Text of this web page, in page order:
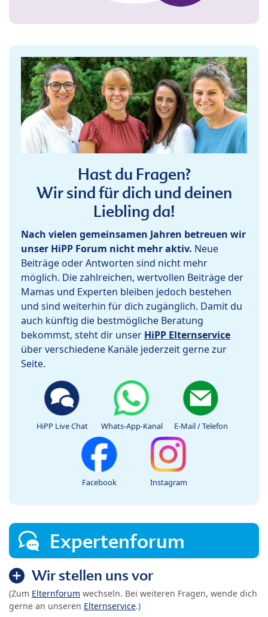
Hast du Fragen?
Wir sind für dich und deinen
Liebling da!
Nach vielen gemeinsamen Jahren betreuen wir
unser HiPP Forum nicht mehr aktiv. Neue
Beiträge oder Antworten sind nicht mehr
möglich. Die zahlreichen, wertvollen Beiträge der
Mamas und Experten bleiben jedoch bestehen
und sind weiterhin für dich zugänglich. Damit du
auch künftig die bestmögliche Beratung
bekommst, steht dir unser HiPP Elternservice
über verschiedene Kanäle jederzeit gerne zur
Seite.
HiPP Live Chat Whats-App-Kanal E-Mail / Telefon
Facebook Instagram
Expertenforum
Wir stellen uns vor
(Zum Elternforum wechseln. Bei weiteren Fragen, wende dich
gerne an unseren Elternservice.)